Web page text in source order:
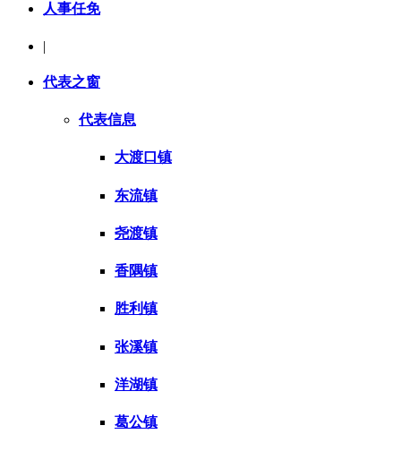
人事任免
|
代表之窗
代表信息
大渡口镇
东流镇
尧渡镇
香隅镇
胜利镇
张溪镇
洋湖镇
葛公镇